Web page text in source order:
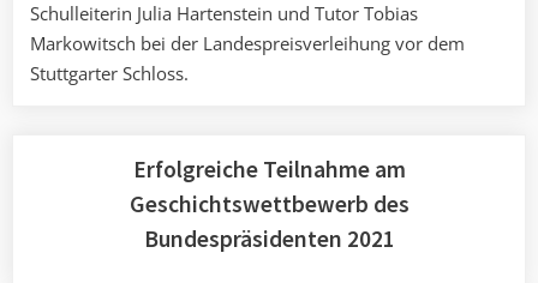
Schulleiterin Julia Hartenstein und Tutor Tobias
Markowitsch bei der Landespreisverleihung vor dem
Stuttgarter Schloss.
Erfolgreiche Teilnahme am
Geschichtswettbewerb des
Bundespräsidenten 2021